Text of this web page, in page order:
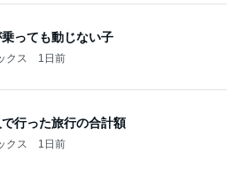
っても動じない子
クス 1日前
行った旅行の合計額
クス 1日前